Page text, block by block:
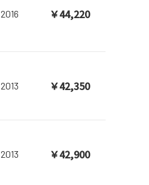
2016 ￥44,220
2013 ￥42,350
2013 ￥42,900